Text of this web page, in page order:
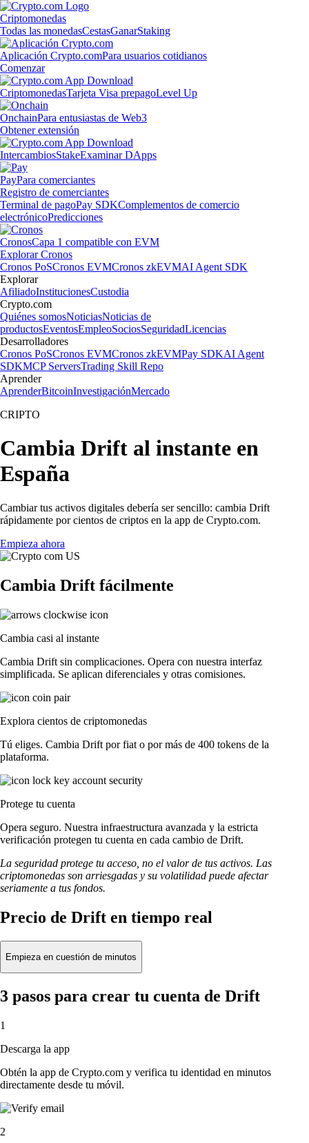
Criptomonedas
Todas las monedasCestasGanarStaking
Aplicación Crypto.comPara usuarios cotidianos
Comenzar
CriptomonedasTarjeta Visa prepagoLevel Up
OnchainPara entusiastas de Web3
Obtener extensión
IntercambiosStakeExaminar DApps
PayPara comerciantes
Registro de comerciantes
Terminal de pagoPay SDKComplementos de comercio
electrónicoPredicciones
CronosCapa 1 compatible con EVM
Explorar Cronos
Cronos PoSCronos EVMCronos zkEVMAI Agent SDK
Explorar
AfiliadoInstitucionesCustodia
Crypto.com
Quiénes somosNoticiasNoticias de
productosEventosEmpleoSociosSeguridadLicencias
Desarrolladores
Cronos PoSCronos EVMCronos zkEVMPay SDKAI Agent
SDKMCP ServersTrading Skill Repo
Aprender
AprenderBitcoinInvestigaciónMercado
CRIPTO
Cambia Drift al instante en
España
Cambiar tus activos digitales debería ser sencillo: cambia Drift
rápidamente por cientos de criptos en la app de Crypto.com.
Empieza ahora
Cambia Drift fácilmente
Cambia casi al instante
Cambia Drift sin complicaciones. Opera con nuestra interfaz
simplificada. Se aplican diferenciales y otras comisiones.
Explora cientos de criptomonedas
Tú eliges. Cambia Drift por fiat o por más de 400 tokens de la
plataforma.
Protege tu cuenta
Opera seguro. Nuestra infraestructura avanzada y la estricta
verificación protegen tu cuenta en cada cambio de Drift.
La seguridad protege tu acceso, no el valor de tus activos. Las
criptomonedas son arriesgadas y su volatilidad puede afectar
seriamente a tus fondos.
Precio de Drift en tiempo real
Empieza en cuestión de minutos
3 pasos para crear tu cuenta de Drift
1
Descarga la app
Obtén la app de Crypto.com y verifica tu identidad en minutos
directamente desde tu móvil.
2